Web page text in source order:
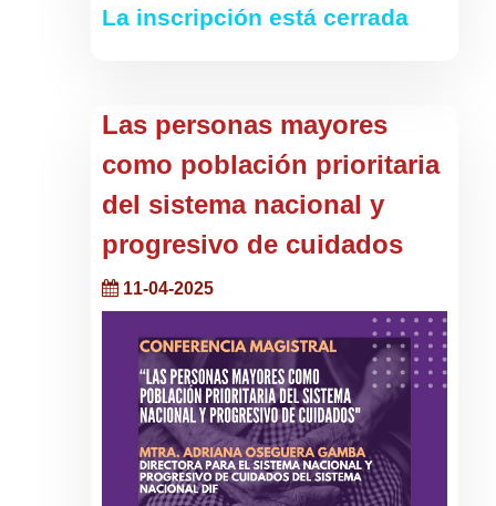
La inscripción está cerrada
Las personas mayores
como población prioritaria
del sistema nacional y
progresivo de cuidados
11-04-2025